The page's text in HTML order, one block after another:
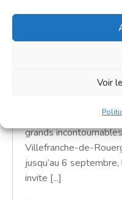
Voir
6 septembre
18h30 -
Les marchés
grands
Villefranche-de-
jusqu’au 6
invite [...]